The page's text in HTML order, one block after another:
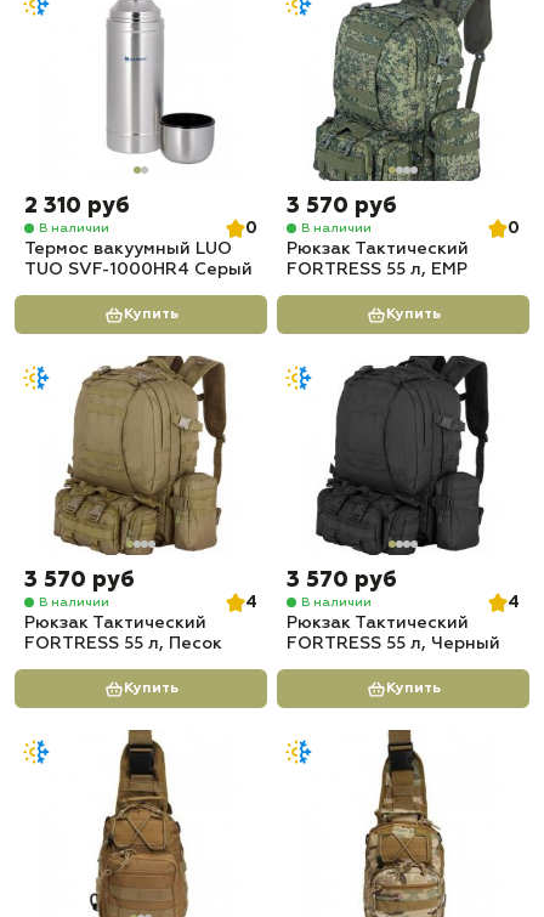
2 310 руб
В наличии
0
Термос вакуумный LUO
TUO SVF-1000HR4 Серый
Купить
3 570 руб
В наличии
0
Рюкзак Тактический
FORTRESS 55 л, ЕМР
Купить
3 570 руб
В наличии
4
Рюкзак Тактический
FORTRESS 55 л, Песок
Купить
3 570 руб
В наличии
4
Рюкзак Тактический
FORTRESS 55 л, Черный
Купить